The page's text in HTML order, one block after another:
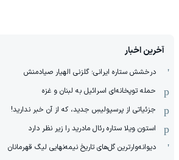
آخرین اخبار
درخشش ستاره ایرانی؛ گلزنی الهیار صیادمنش
حمله توپخانه‌ای اسرائیل به لبنان و غزه
جزئیاتی از پرسپولیسِ جدید، که از آن ‌خبر ندارید!
استون ویلا ستاره رئال مادرید را زیر نظر دارد
دیوانه‌وارترین گل‌های تاریخ نیمه‌نهایی لیگ قهرمانان